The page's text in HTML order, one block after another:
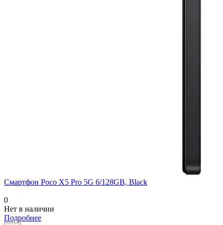
Смартфон Poco X5 Pro 5G 6/128GB, Black
0
Нет в наличии
Подробнее